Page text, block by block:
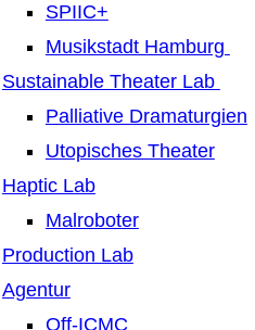
SPIIC+
Musikstadt Hamburg
Sustainable Theater Lab
Palliative Dramaturgien
Utopisches Theater
Haptic Lab
Malroboter
Production Lab
Agentur
Off-ICMC